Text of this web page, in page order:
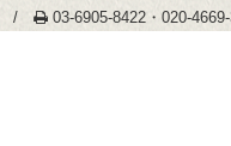
/
03-6905-8422・020-